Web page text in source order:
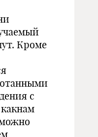
Кроме
с